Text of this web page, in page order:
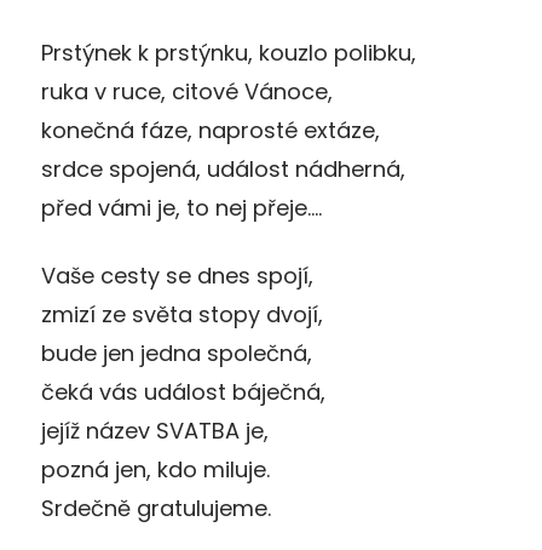
Prstýnek k prstýnku, kouzlo polibku,
ruka v ruce, citové Vánoce,
konečná fáze, naprosté extáze,
srdce spojená, událost nádherná,
před vámi je, to nej přeje….
Vaše cesty se dnes spojí,
zmizí ze světa stopy dvojí,
bude jen jedna společná,
čeká vás událost báječná,
jejíž název SVATBA je,
pozná jen, kdo miluje.
Srdečně gratulujeme.